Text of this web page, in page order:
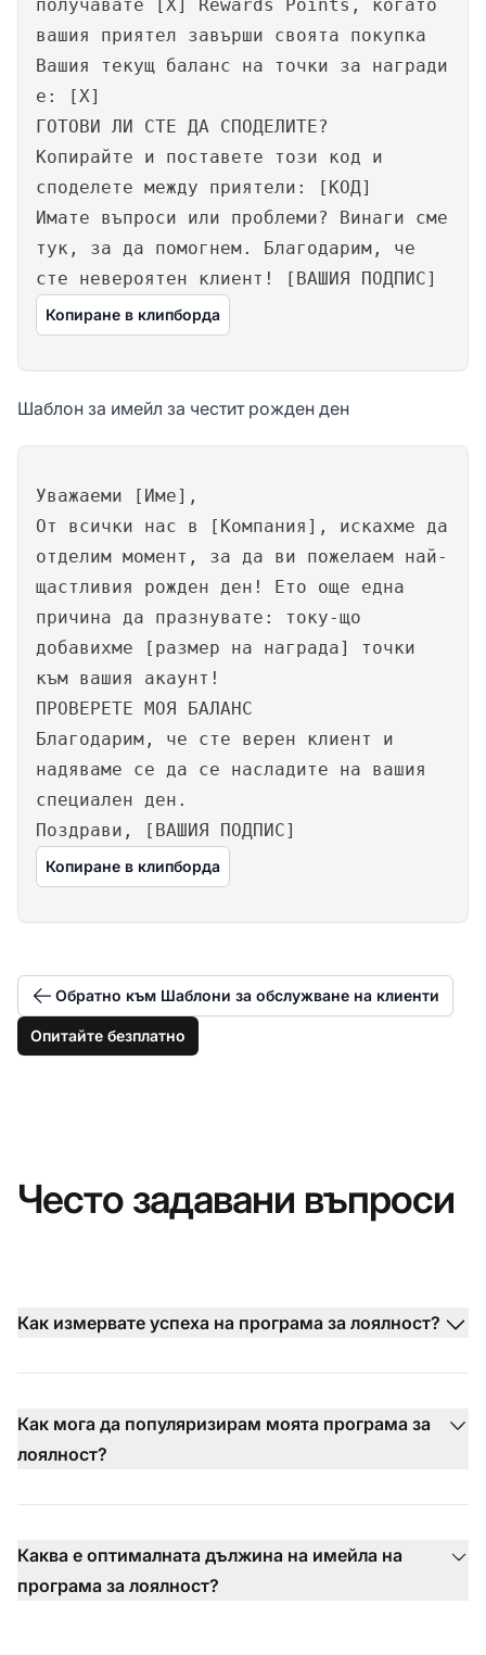
получавате [X] Rewards Points, когато
вашия приятел завърши своята покупка
Вашия текущ баланс на точки за награди
е: [X]
ГОТОВИ ЛИ СТЕ ДА СПОДЕЛИТЕ?
Копирайте и поставете този код и
споделете между приятели: [КОД]
Имате въпроси или проблеми? Винаги сме
тук, за да помогнем. Благодарим, че
сте невероятен клиент! [ВАШИЯ ПОДПИС]
Копиране в клипборда
Шаблон за имейл за честит рожден ден
Уважаеми [Име],
От всички нас в [Компания], искахме да
отделим момент, за да ви пожелаем най-
щастливия рожден ден! Ето още една
причина да празнувате: току-що
добавихме [размер на награда] точки
към вашия акаунт!
ПРОВЕРЕТЕ МОЯ БАЛАНС
Благодарим, че сте верен клиент и
надяваме се да се насладите на вашия
специален ден.
Поздрави, [ВАШИЯ ПОДПИС]
Копиране в клипборда
Обратно към Шаблони за обслужване на клиенти
Опитайте безплатно
Често задавани въпроси
Как измервате успеха на програма за лоялност?
Как мога да популяризирам моята програма за
лоялност?
Каква е оптималната дължина на имейла на
програма за лоялност?